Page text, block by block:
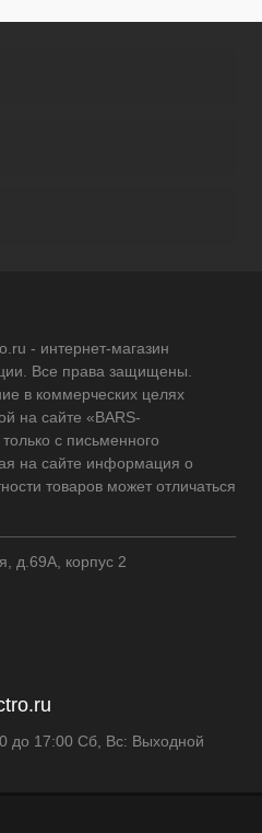
- интернет-магазин
Все права защищены.
в коммерческих целях
на сайте «BARS-
с письменного
на сайте информация о
товаров может отличаться
д.69А, корпус 2
до 17:00 Сб, Вс: Выходной